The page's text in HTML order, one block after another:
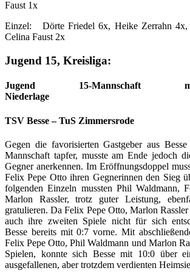
Faust 1x
Einzel: Dörte Friedel 6x, Heike Zerrahn 4x,
Celina Faust 2x
Jugend 15, Kreisliga:
Jugend 15-
TSV Besse – TuS
Gegen die favorisierten Gastgeber aus
Mannschaft tapfer, musste am Ende jedoch
Gegner anerkennen. Im Eröffnungsdoppel
Felix Pepe Otto ihren Gegnerinnen den Sieg
folgenden Einzeln mussten Phil Waldmann,
Marlon Rassler, trotz guter Leistung,
gratulieren. Da Felix Pepe Otto, Marlon
auch ihre zweiten Spiele nicht für sich
Besse bereits mit 0:7 vorne. Mit
Felix Pepe Otto, Phil Waldmann und Marlon
Spielen, konnte sich Besse mit 10:0 über
ausgefallenen, aber trotzdem verdienten